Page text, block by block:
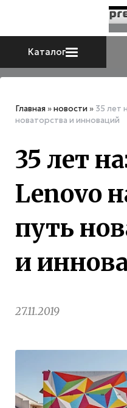
Каталог
Главная »новости » 35 лет
новаторства и инноваций
35 лет
Lenovo
путь
и
27.11.2019